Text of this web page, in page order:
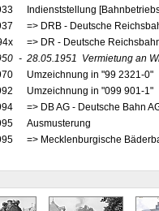
Indienststellung
=> DRB - Deutsche
=> DR - Deutsche
- 28.05.1951 Vermietung an
Umzeichnung in "99 2321-0"
Umzeichnung in "099 901-1"
=> DB AG - Deutsche Bahn
Ausmusterung
=> Mecklenburgische